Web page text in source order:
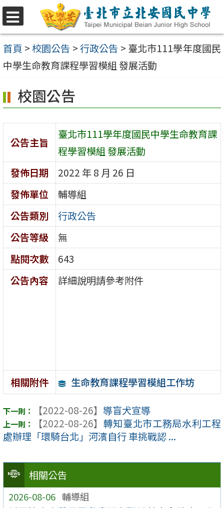
選
單
跳
至
主
要
容
區
首頁 >校園公告 >行政公告 > 臺北市111學年度國民
中學生命教育課程學習模組 發展活動
相關公告
2026-08-06 輔導組
校園公告
公告主旨
臺北市111學年度國民中學生命教育課
程學習模組 發展活動
發佈日期
2022 年 8 月 26 日
發佈單位
輔導組
公告類別
行政公告
公告等級
無
點閱次數
643
公告內容
詳細說明請參考附件
相關附件 生命教育課程學習模組工作坊
【2022-08-26】 導盲犬宣導
【2022-08-26】 轉知臺北市工務局水利工程
處辦理「環騎台北」河濱自行 車挑戰認 ...